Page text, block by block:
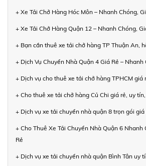
+ Xe Tải Chở Hàng Hóc Môn – Nhanh Chóng,
+ Xe Tải Chở Hàng Quận 12 – Nhanh Chóng,
+ Bạn cần thuê xe tải chở hàng TP Thuận An,
+ Dịch Vụ Chuyển Nhà Quận 4 Giá Rẻ – Nhanh
+ Dịch vụ cho thuê xe tải chở hàng TPHCM giá
+ Cho thuê xe tải chở hàng Củ Chi giá rẻ, uy
+ Dịch vụ xe tải chuyển nhà quận 8 trọn gói giá
+ Cho Thuê Xe Tải Chuyển Nhà Quận 6 Nhanh
Rẻ
+ Dịch vụ xe tải chuyển nhà quận Bình Tân uy